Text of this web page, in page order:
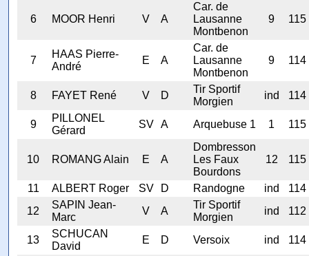
6 MOOR Henri V A
Car. de
Lausanne
Montbenon
9 115
7
HAAS Pierre-
André
E A
Car. de
Lausanne
Montbenon
9 114
8 FAYET René V D
Tir Sportif
Morgien
ind 114
9
PILLONEL
Gérard
SV A Arquebuse 1 1 115
10 ROMANG Alain E A
Dombresson
Les Faux
Bourdons
12 115
11 ALBERT Roger SV D Randogne ind
114
12
SAPIN Jean-
Marc
V A
Tir Sportif
Morgien
ind 112
13
SCHUCAN
David
E D Versoix ind 114